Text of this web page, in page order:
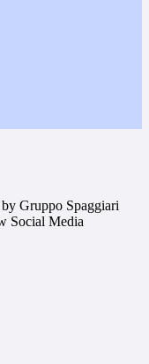
Gruppo Spaggiari
Social Media